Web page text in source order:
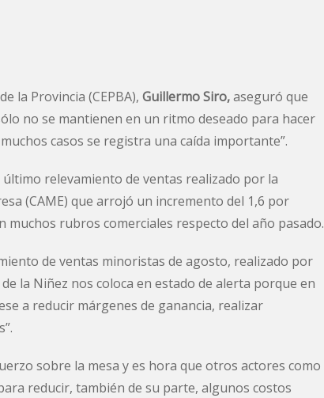
la Provincia (CEPBA), Guillermo Siro,aseguró que
no se mantienen en un ritmo deseado para hacer
casos se registra una caída importante”.
relevamiento de ventas realizado por la
(CAME) que arrojó un incremento del 1,6 por
muchos rubros comerciales respecto del año pasado.
de ventas minoristas de agosto, realizado por
la Niñez nos coloca en estado de alerta porque en
a reducir márgenes de ganancia, realizar
sobre la mesa y es hora que otros actores como
reducir, también de su parte, algunos costos